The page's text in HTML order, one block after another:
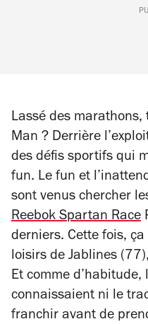
Lassé des
Man ? Derrière
des défis sportifs qui
fun. Le fun et
sont venus chercher
Reebok Spartan Race
derniers. Cette fois,
loisirs de Jablines
Et comme d’habitude,
connaissaient ni le
franchir avant de